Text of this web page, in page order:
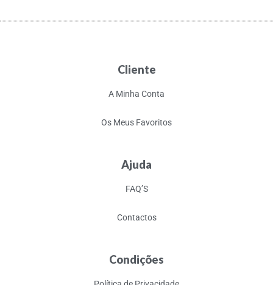
Cliente
A Minha Conta
Os Meus Favoritos
Ajuda
FAQ’S
Contactos
Condições